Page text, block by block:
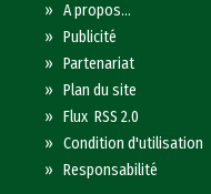
»A propos...
»Publicité
»Partenariat
»Plan du site
»Flux RSS 2.0
»Condition d'utilisation
»Responsabilité